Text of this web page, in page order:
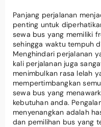
Panjang perjalanan
penting untuk
sewa bus yang memiliki
sehingga waktu tempuh
Menghindari perjalanan
kali perjalanan juga
menimbulkan rasa lelah
mempertimbangkan
sewa bus yang
kebutuhan anda.
menyenangkan adalah
dan pemilihan bus yang